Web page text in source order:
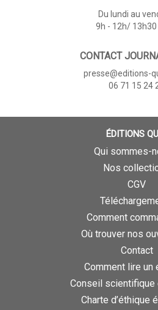
Du lundi au
9h - 12h/ 13h30
CONTACT
presse@editions-
06 71 15 24
ÉDITIONS
Qui sommes-
Nos
CGV
Comment
Où trouver nos
Contact
Comment lire un
Conseil scientifique
Charte d’éthique